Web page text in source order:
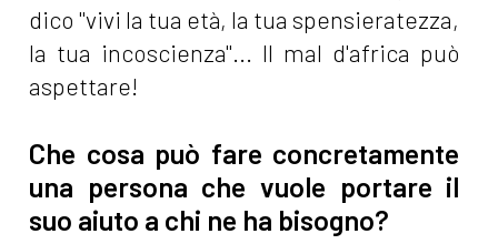
dico "vivi la tua età, la tua spensieratezza,
la tua incoscienza"... Il mal d'africa può
aspettare!
Che cosa può fare concretamente
una persona che vuole portare il
suo aiuto a chi ne ha bisogno?